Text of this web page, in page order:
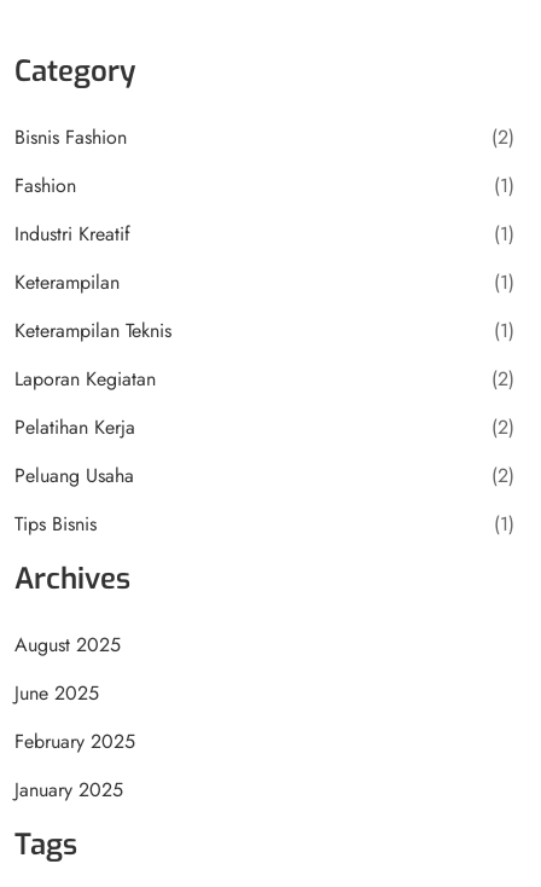
Category
Bisnis Fashion
(2)
Fashion
(1)
Industri Kreatif
(1)
Keterampilan
(1)
Keterampilan Teknis
(1)
Laporan Kegiatan
(2)
Pelatihan Kerja
(2)
Peluang Usaha
(2)
Tips Bisnis
(1)
Archives
August 2025
June 2025
February 2025
January 2025
Tags